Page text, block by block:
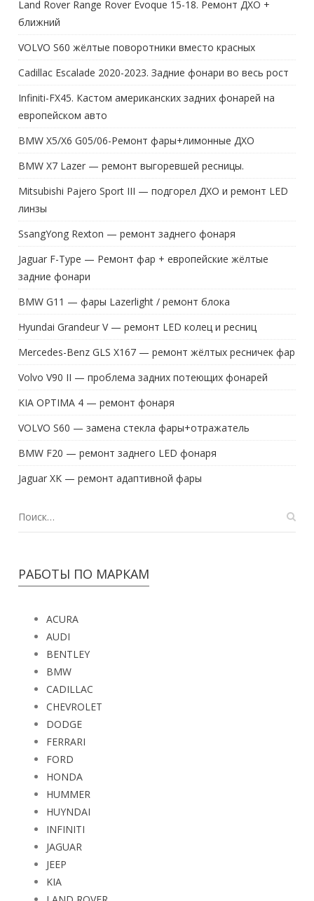
Land Rover Range Rover Evoque 15-18. Ремонт ДХО +
ближний
VOLVO S60 жёлтые поворотники вместо красных
Cadillac Escalade 2020-2023. Задние фонари во весь рост
Infiniti-FX45. Кастом американских задних фонарей на
европейском авто
BMW X5/X6 G05/06-Ремонт фары+лимонные ДХО
BMW X7 Lazer — ремонт выгоревшей ресницы.
Mitsubishi Pajero Sport III — подгорел ДХО и ремонт LED
линзы
SsangYong Rexton — ремонт заднего фонаря
Jaguar F-Type — Ремонт фар + европейские жёлтые
задние фонари
BMW G11 — фары Lazerlight / ремонт блока
Hyundai Grandeur V — ремонт LED колец и ресниц
Mercedes-Benz GLS X167 — ремонт жёлтых ресничек фар
Volvo V90 II — проблема задних потеющих фонарей
KIA OPTIMA 4 — ремонт фонаря
VOLVO S60 — замена стекла фары+отражатель
BMW F20 — ремонт заднего LED фонаря
Jaguar XK — ремонт адаптивной фары
РАБОТЫ ПО МАРКАМ
ACURA
AUDI
BENTLEY
BMW
CADILLAC
CHEVROLET
DODGE
FERRARI
FORD
HONDA
HUMMER
HUYNDAI
INFINITI
JAGUAR
JEEP
KIA